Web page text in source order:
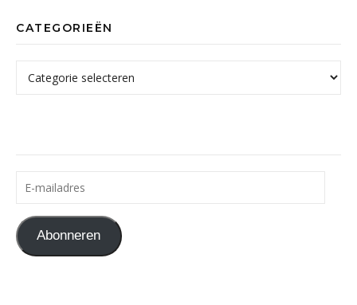
CATEGORIEËN
E-mailadres
Abonneren